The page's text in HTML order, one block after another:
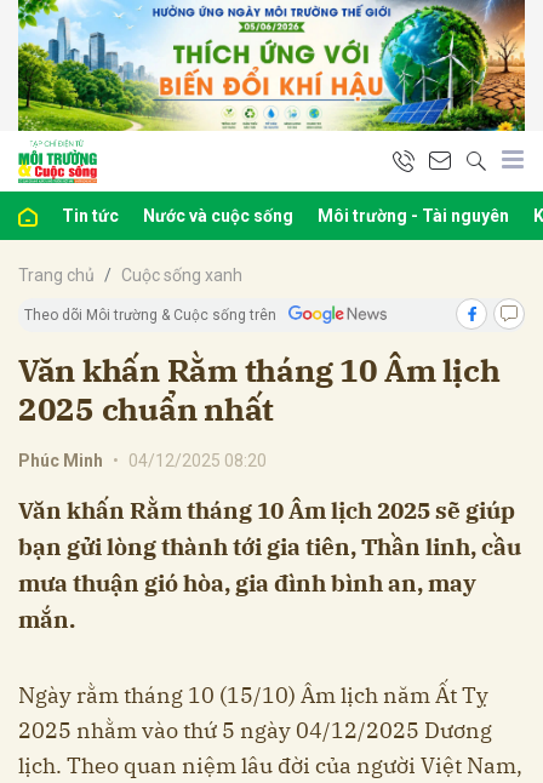
Tin tức Nước và cuộc sống Môi trường - Tài nguyên
Trang chủ Cuộc sống xanh
Theo dõi Môi trường & Cuộc sống trên
Văn khấn Rằm tháng 10 Âm lịch
2025 chuẩn nhất
Phúc Minh • 04/12/2025 08:20
Văn khấn Rằm tháng 10 Âm lịch 2025 sẽ giúp
bạn gửi lòng thành tới gia tiên, Thần linh, cầu
mưa thuận gió hòa, gia đình bình an, may
mắn.
Ngày rằm tháng 10 (15/10) Âm lịch năm Ất Tỵ
2025 nhằm vào thứ 5 ngày 04/12/2025 Dương
lịch. Theo quan niệm lâu đời của người Việt Nam,
luận